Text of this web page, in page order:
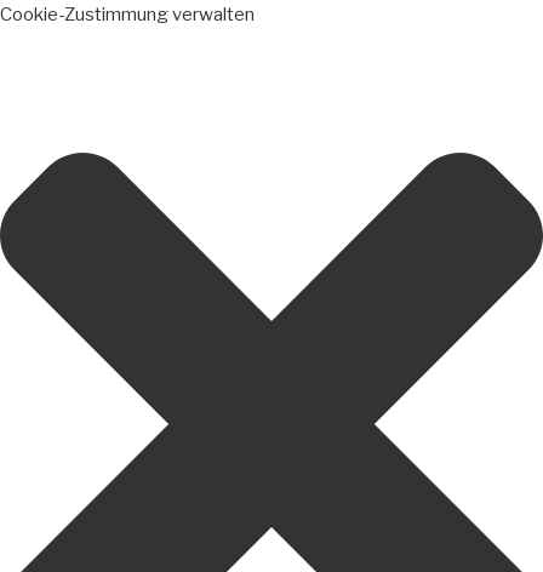
Cookie-Zustimmung verwalten